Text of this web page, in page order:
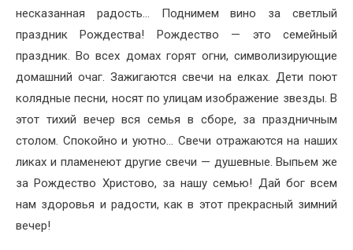
несказанная радость… Поднимем вино за светлый
праздник Рождества! Рождество — это семейный
праздник. Во всех домах горят огни, символизирующие
домашний очаг. Зажигаются свечи на елках. Дети поют
колядные песни, носят по улицам изображение звезды. В
этот тихий вечер вся семья в сборе, за праздничным
столом. Спокойно и уютно… Свечи отражаются на наших
ликах и пламенеют другие свечи — душевные. Выпьем же
за Рождество Христово, за нашу семью! Дай бог всем
нам здоровья и радости, как в этот прекрасный зимний
вечер!